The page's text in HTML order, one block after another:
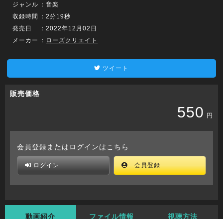
ジャンル ：音楽
収録時間
：2分19秒
発売日
：2022年12月02日
メーカー
： ローズクリエイト
ツイート
販売価格
550 円
会員登録またはログインはこちら
ログイン 会員登録
動画紹介 ファイル情報 視聴方法